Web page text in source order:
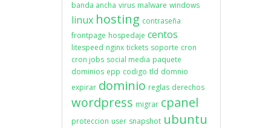
banda ancha virus malware windows
linux hosting contraseña
frontpage hospedaje centos
litespeed nginx tickets soporte cron
cron jobs social media paquete
dominios epp codigo tld domnio
expirar dominio reglas derechos
wordpress migrar cpanel
proteccion user snapshot ubuntu